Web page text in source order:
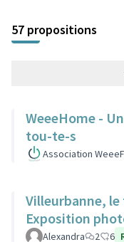
57 propositions
WeeeHome -
tou-te-s
Association
Villeurbanne, le
Exposition
Alexandra 2 6